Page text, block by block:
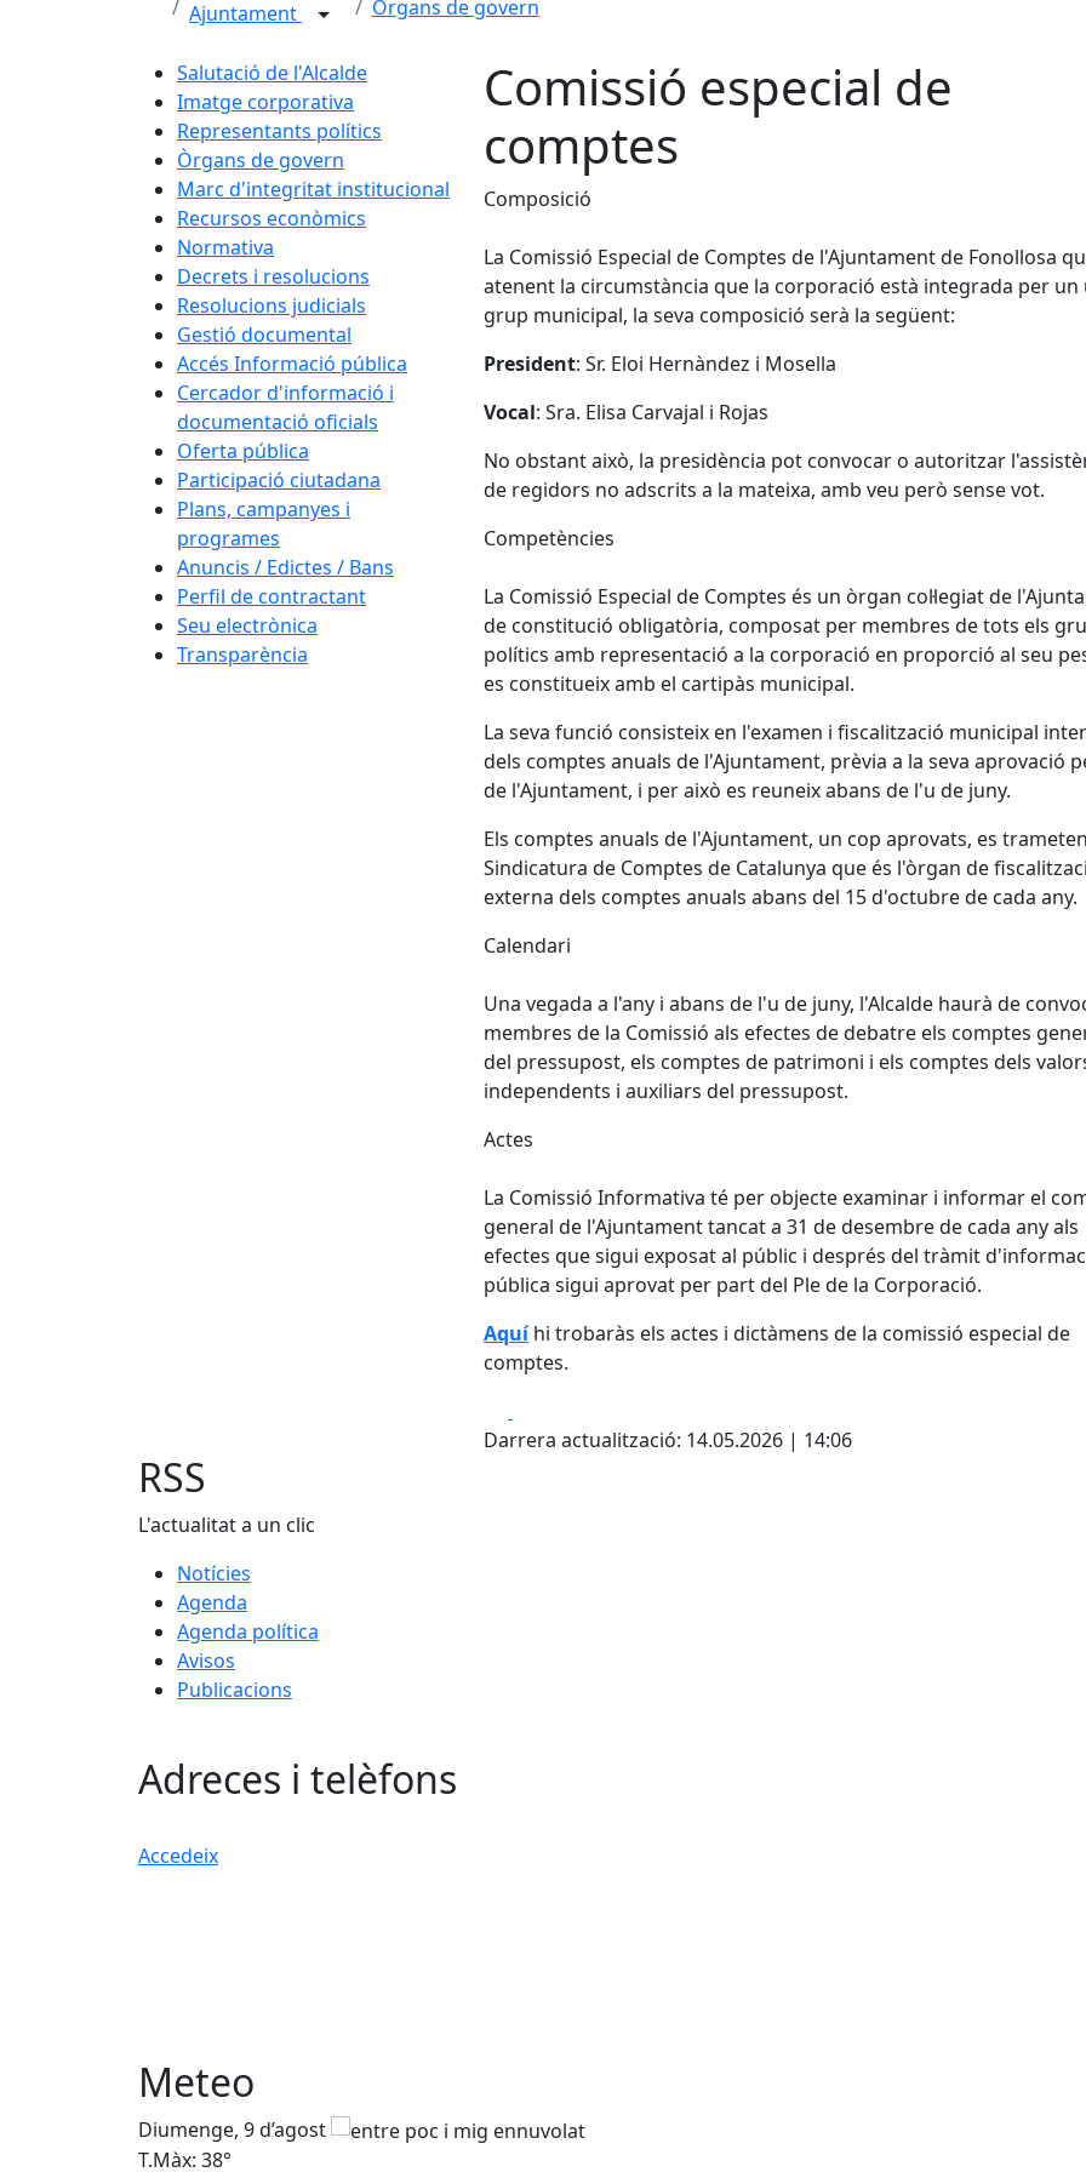
Ajuntament Òrgans de govern
Salutació de l'Alcalde
Imatge corporativa
Representants polítics
Òrgans de govern
Marc d'integritat institucional
Recursos econòmics
Normativa
Decrets i resolucions
Resolucions judicials
Gestió documental
Accés Informació pública
Cercador d'informació i
documentació oficials
Oferta pública
Participació ciutadana
Plans, campanyes i
programes
Anuncis / Edictes / Bans
Perfil de contractant
Seu electrònica
Transparència
Comissió especial de
comptes
Composició
La Comissió Especial de Comptes de l'Ajuntament de Fonollosa
atenent la circumstància que la corporació està integrada per un
grup municipal, la seva composició serà la següent:
President: Sr. Eloi Hernàndez i Mosella
Vocal: Sra. Elisa Carvajal i Rojas
No obstant això, la presidència pot convocar o autoritzar
de regidors no adscrits a la mateixa, amb veu però sense vot.
Competències
La Comissió Especial de Comptes és un òrgan col·legiat de
de constitució obligatòria, composat per membres de tots els
polítics amb representació a la corporació en proporció al seu
es constitueix amb el cartipàs municipal.
La seva funció consisteix en l'examen i fiscalització municipal
dels comptes anuals de l'Ajuntament, prèvia a la seva aprovació
de l'Ajuntament, i per això es reuneix abans de l'u de juny.
Els comptes anuals de l'Ajuntament, un cop aprovats, es
Sindicatura de Comptes de Catalunya que és l'òrgan de
externa dels comptes anuals abans del 15 d'octubre de cada any.
Calendari
Una vegada a l'any i abans de l'u de juny, l'Alcalde haurà de
membres de la Comissió als efectes de debatre els comptes
del pressupost, els comptes de patrimoni i els comptes dels
independents i auxiliars del pressupost.
Actes
La Comissió Informativa té per objecte examinar i informar el
general de l'Ajuntament tancat a 31 de desembre de cada any als
efectes que sigui exposat al públic i després del tràmit
pública sigui aprovat per part del Ple de la Corporació.
Aquí hi trobaràs els actes i dictàmens de la comissió especial de
comptes.
Darrera actualització: 14.05.2026 | 14:06
RSS
L'actualitat a un clic
Notícies
Agenda
Agenda política
Avisos
Publicacions
Adreces i telèfons
Accedeix
Meteo
Diumenge, 9 d’agost
T.Màx: 38°